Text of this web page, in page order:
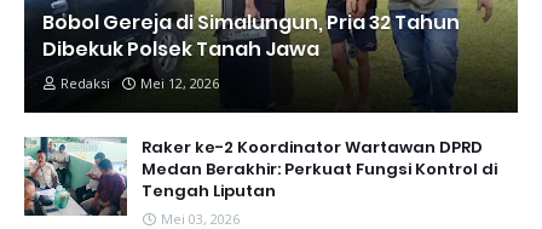
Bobol Gereja di Simalungun, Pria 32 Tahun
Dibekuk Polsek Tanah Jawa
Redaksi Mei 12, 2026
Raker ke-2 Koordinator Wartawan DPRD
Medan Berakhir: Perkuat Fungsi Kontrol di
Tengah Liputan
Mei 03, 2026